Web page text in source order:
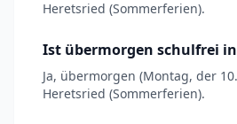
Heretsried (Sommerferien).
Ist übermorgen schulfrei
Ja, übermorgen (Montag, der
Heretsried (Sommerferien).